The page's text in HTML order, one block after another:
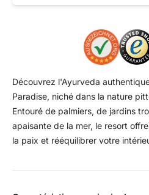
Découvrez l'Ayurveda
Paradise, niché dans la nature
Entouré de palmiers, de jardins
apaisante de la mer, le resort
la paix et rééquilibrer votre